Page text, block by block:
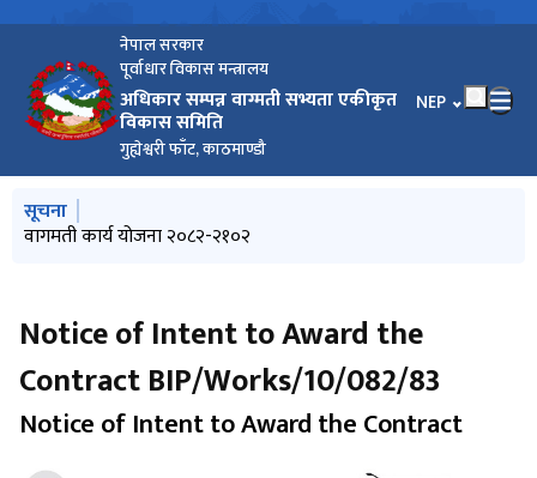
नेपाल सरकार
पूर्वाधार विकास मन्त्रालय
अधिकार सम्पन्न वाग्मती सभ्यता एकीकृत
विकास समिति
गुह्येश्वरी फाँट, काठमाण्डौ
भाषा चयन गर्नुहोस्
NEP
मुख्य नेभिगेसनमा जानुहोस्
सूचना
वाग्मती सफाइ महाअभियानको ६९० औं सप्ताह सम्पन्न
वाग्मती सफाइ महाअभियानको ६८९ औं सप्ताह सम्पन्न
वागमती कार्य योजना २०८२-२१०२
वाग्मती सफाइ महाअभियानको ६८८ औं सप्ताह सम्पन्न
पानी परिक्षण प्रतिवेदन जेठ २०८३
Notice of Intent to Award the
Contract BIP/Works/10/082/83
Notice of Intent to Award the Contract